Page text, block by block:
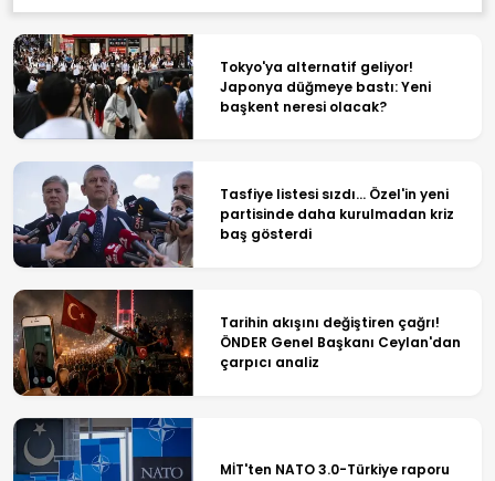
Tokyo'ya alternatif geliyor!
Japonya düğmeye bastı: Yeni
başkent neresi olacak?
Tasfiye listesi sızdı... Özel'in yeni
partisinde daha kurulmadan kriz
baş gösterdi
Tarihin akışını değiştiren çağrı!
ÖNDER Genel Başkanı Ceylan'dan
çarpıcı analiz
MİT'ten NATO 3.0-Türkiye raporu